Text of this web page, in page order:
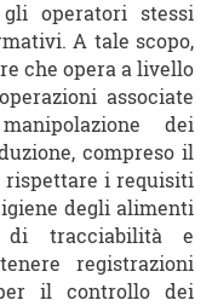
operatori stessi
A tale scopo,
che opera a livello
associate
dei
compreso il
rispettare i requisiti
degli alimenti
tracciabilità e
registrazioni
il controllo dei